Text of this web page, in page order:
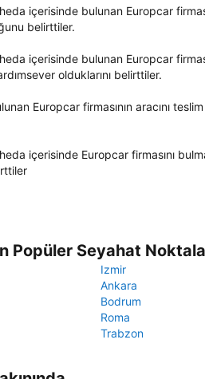
içerisinde bulunan Europcar
belirttiler.
içerisinde bulunan Europcar
olduklarını belirttiler.
Europcar firmasının aracını
içerisinde Europcar firmasını
Popüler Seyahat
Izmir
Ankara
Bodrum
Roma
Trabzon